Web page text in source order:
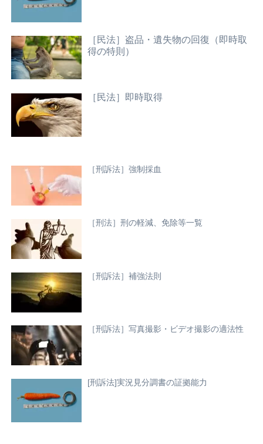
［民法］盗品・遺失物の回復（即時取
得の特則）
［民法］即時取得
［刑訴法］強制採血
［刑法］刑の軽減、免除等一覧
［刑訴法］補強法則
［刑訴法］写真撮影・ビデオ撮影の適法性
[刑訴法]実況見分調書の証拠能力